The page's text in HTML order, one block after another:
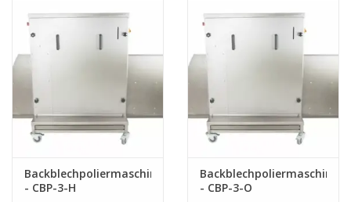
Hygiene & Lagerung
Rohstoffe & Präsentation
Aktionen
Backblechpoliermaschine
- CBP-3-H
Backblechpoliermaschine
- CBP-3-O